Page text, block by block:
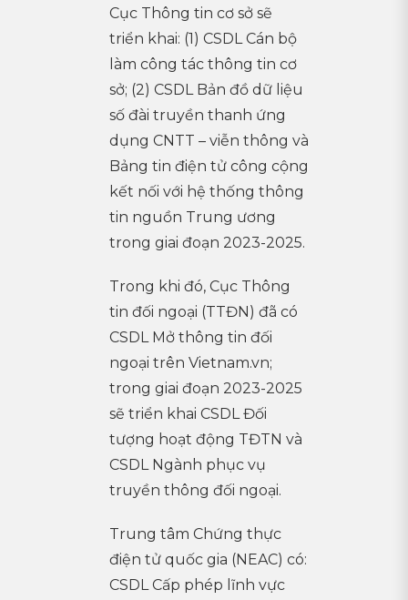
Cục Thông tin cơ sở sẽ
triển khai: (1) CSDL Cán bộ
làm công tác thông tin cơ
sở; (2) CSDL Bản đồ dữ liệu
số đài truyền thanh ứng
dụng CNTT – viễn thông và
Bảng tin điện tử công cộng
kết nối với hệ thống thông
tin nguồn Trung ương
trong giai đoạn 2023-2025.
Trong khi đó, Cục Thông
tin đối ngoại (TTĐN) đã có
CSDL Mở thông tin đối
ngoại trên Vietnam.vn;
trong giai đoạn 2023-2025
sẽ triển khai CSDL Đối
tượng hoạt động TĐTN và
CSDL Ngành phục vụ
truyền thông đối ngoại.
Trung tâm Chứng thực
điện tử quốc gia (NEAC) có:
CSDL Cấp phép lĩnh vực